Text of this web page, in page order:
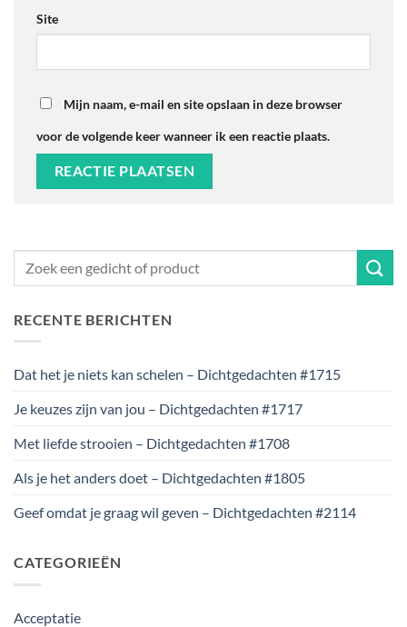
Site
Mijn naam, e-mail en site opslaan in deze browser
voor de volgende keer wanneer ik een reactie plaats.
RECENTE BERICHTEN
Dat het je niets kan schelen – Dichtgedachten #1715
Je keuzes zijn van jou – Dichtgedachten #1717
Met liefde strooien – Dichtgedachten #1708
Als je het anders doet – Dichtgedachten #1805
Geef omdat je graag wil geven – Dichtgedachten #2114
CATEGORIEËN
Acceptatie